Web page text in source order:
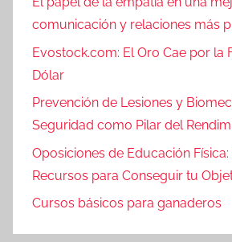
comunicación y relaciones más
Evostock.com: El Oro Cae por la
Dólar
Prevención de Lesiones y
Seguridad como Pilar del
Oposiciones de Educación
Recursos para Conseguir tu
Cursos básicos para ganaderos